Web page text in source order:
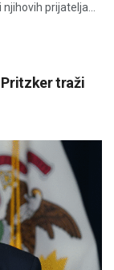
prijatelja...
Pritzker traži